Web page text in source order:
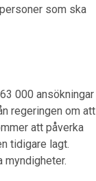
som ska
000 ansökningar
regeringen om att
att påverka
tidigare lagt.
myndigheter.